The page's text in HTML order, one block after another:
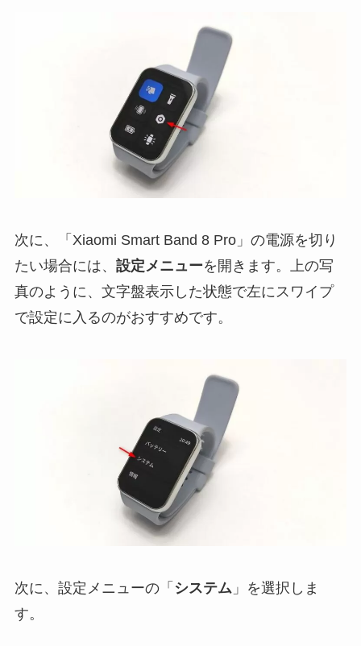
次に、「Xiaomi Smart Band 8 Pro」の電源を切り
たい場合には、 設定メニューを開きます。上の写
真のように、文字盤表示した状態で左にスワイプ
で設定に入るのがおすすめです。
次に、設定メニューの「 システム 」を選択しま
す。